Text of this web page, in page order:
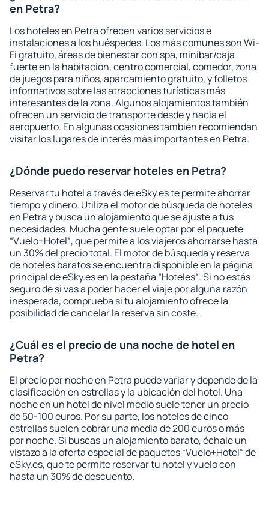
en Petra?
Los hoteles en Petra ofrecen varios servicios e
instalaciones a los huéspedes. Los más comunes son Wi-
Fi gratuito, áreas de bienestar con spa, minibar/caja
fuerte en la habitación, centro comercial, comedor, zona
de juegos para niños, aparcamiento gratuito, y folletos
informativos sobre las atracciones turísticas más
interesantes de la zona. Algunos alojamientos también
ofrecen un servicio de transporte desde y hacia el
aeropuerto. En algunas ocasiones también recomiendan
visitar los lugares de interés más importantes en Petra.
¿Dónde puedo reservar hoteles en Petra?
Reservar tu hotel a través de eSky.es te permite ahorrar
tiempo y dinero. Utiliza el motor de búsqueda de hoteles
en Petra y busca un alojamiento que se ajuste a tus
necesidades. Mucha gente suele optar por el paquete
“Vuelo+Hotel“, que permite a los viajeros ahorrarse hasta
un 30% del precio total. El motor de búsqueda y reserva
de hoteles baratos se encuentra disponible en la página
principal de eSky.es en la pestaña “Hoteles“. Si no estás
seguro de si vas a poder hacer el viaje por alguna razón
inesperada, comprueba si tu alojamiento ofrece la
posibilidad de cancelar la reserva sin coste.
¿Cuál es el precio de una noche de hotel en
Petra?
El precio por noche en Petra puede variar y depende de la
clasificación en estrellas y la ubicación del hotel. Una
noche en un hotel de nivel medio suele tener un precio
de 50-100 euros. Por su parte, los hoteles de cinco
estrellas suelen cobrar una media de 200 euros o más
por noche. Si buscas un alojamiento barato, échale un
vistazo a la oferta especial de paquetes “Vuelo+Hotel“ de
eSky.es, que te permite reservar tu hotel y vuelo con
hasta un 30% de descuento.